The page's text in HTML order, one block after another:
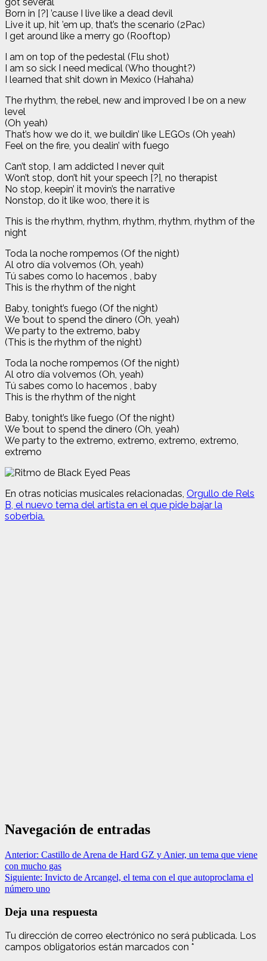
Born in [?] ’cause I live like a dead devil
Live it up, hit ’em up, that’s the scenario (2Pac)
I get around like a merry go (Rooftop)
I am on top of the pedestal (Flu shot)
I am so sick I need medical (Who thought?)
I learned that shit down in Mexico (Hahaha)
The rhythm, the rebel, new and improved I be on a new
level
(Oh yeah)
That’s how we do it, we buildin’ like LEGOs (Oh yeah)
Feel on the fire, you dealin’ with fuego
Can’t stop, I am addicted I never quit
Won’t stop, don’t hit your speech [?], no therapist
No stop, keepin’ it movin’s the narrative
Nonstop, do it like woo, there it is
This is the rhythm, rhythm, rhythm, rhythm, rhythm of the
night
Toda la noche rompemos (Of the night)
Al otro día volvemos (Oh, yeah)
Tú sabes como lo hacemos , baby
This is the rhythm of the night
Baby, tonight’s fuego (Of the night)
We ’bout to spend the dinero (Oh, yeah)
We party to the extremo, baby
(This is the rhythm of the night)
Toda la noche rompemos (Of the night)
Al otro día volvemos (Oh, yeah)
Tú sabes como lo hacemos , baby
This is the rhythm of the night
Baby, tonight’s like fuego (Of the night)
We ’bout to spend the dinero (Oh, yeah)
We party to the extremo, extremo, extremo, extremo,
extremo
En otras noticias musicales relacionadas, Orgullo de Rels
B, el nuevo tema del artista en el que pide bajar la
soberbia.
Navegación de entradas
Anterior: Castillo de Arena de Hard GZ y Anier, un tema que viene
con mucho gas
Siguiente: Invicto de Arcangel, el tema con el que autoproclama el
número uno
Deja una respuesta
Tu dirección de correo electrónico no será publicada. Los
campos obligatorios están marcados con *